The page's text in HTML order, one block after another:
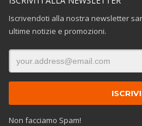
Iscrivendoti alla nostra newsletter
ultime notizie e promozioni.
Non facciamo Spam!